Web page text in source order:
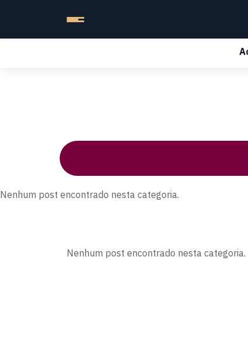
Nenhum post encontrado nesta categoria.
Nenhum post encontrado nesta categoria.